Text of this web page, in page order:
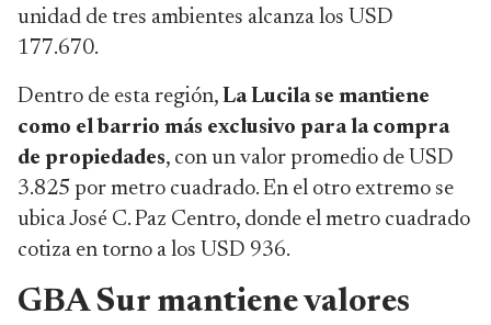
unidad de tres ambientes alcanza los USD
177.670.
Dentro de esta región, La Lucila se mantiene
como el barrio más exclusivo para la compra
de propiedades, con un valor promedio de USD
3.825 por metro cuadrado. En el otro extremo se
ubica José C. Paz Centro, donde el metro cuadrado
cotiza en torno a los USD 936.
GBA Sur mantiene valores